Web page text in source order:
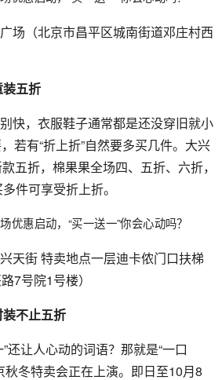
场（北京市昌平区城南街道邓庄村西
五折
快，衣服鞋子通常都是还没穿旧就小
若有“折上折”自然要多买几件。大兴
五折，棉果果全场四、五折、六折，
件可享受折上折。
天街 特卖地点一层迪卡侬门口扶梯
7号院1号楼）
不止五折
还让人心动的词语？那就是“一口
秋冬特卖会正在上演。即日至10月8